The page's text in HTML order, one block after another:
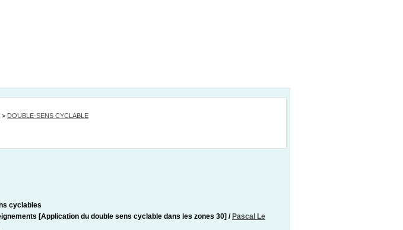
> DOUBLE-SENS CYCLABLE
cyclables
[Application du double sens cyclable dans les zones 30] / Pascal Le